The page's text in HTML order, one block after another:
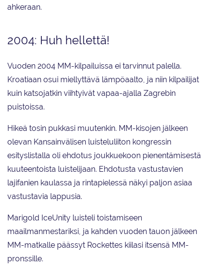
ahkeraan.
2004: Huh hellettä!
Vuoden 2004 MM-kilpailuissa ei tarvinnut palella.
Kroatiaan osui miellyttävä lämpöaalto, ja niin kilpailijat
kuin katsojatkin viihtyivät vapaa-ajalla Zagrebin
puistoissa.
Hikeä tosin pukkasi muutenkin. MM-kisojen jälkeen
olevan Kansainvälisen luisteluliiton kongressin
esityslistalla oli ehdotus joukkuekoon pienentämisestä
kuuteentoista luistelijaan. Ehdotusta vastustavien
lajifanien kaulassa ja rintapielessä näkyi paljon asiaa
vastustavia lappusia.
Marigold IceUnity luisteli toistamiseen
maailmanmestariksi, ja kahden vuoden tauon jälkeen
MM-matkalle päässyt Rockettes kiilasi itsensä MM-
pronssille.